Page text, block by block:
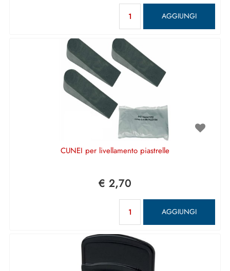
AGGIUNGI
CUNEI per livellamento piastrelle
€ 2,70
AGGIUNGI